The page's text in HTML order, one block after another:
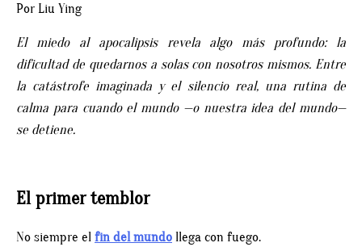
Por Liu Ying
El miedo al apocalipsis revela algo más profundo: la
dificultad de quedarnos a solas con nosotros mismos. Entre
la catástrofe imaginada y el silencio real, una rutina de
calma para cuando el mundo —o nuestra idea del mundo—
se detiene.
El primer temblor
No siempre el fin del mundo llega con fuego.